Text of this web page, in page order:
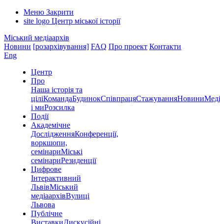
Меню Закрити
site logo Центр міської історії
Міський медіаархів
Новини [розархівування] FAQ Про проект Контакти
Eng
Центр
Про
Наша історія та
ціліКомандаБудинокСпівпрацяСтажуванняНовини
і миРозсилка
Події
Академічне
ДослідженняКонференції,
воркшопи,
семінариМіські
семінариРезиденції
Цифрове
Інтерактивний
ЛьвівМіський
медіаархівВулиці
Львова
Публічне
ВиставкиДискусійні